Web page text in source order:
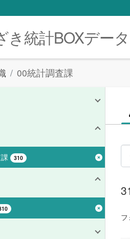
き統計BOXデー
00統計調査課
310